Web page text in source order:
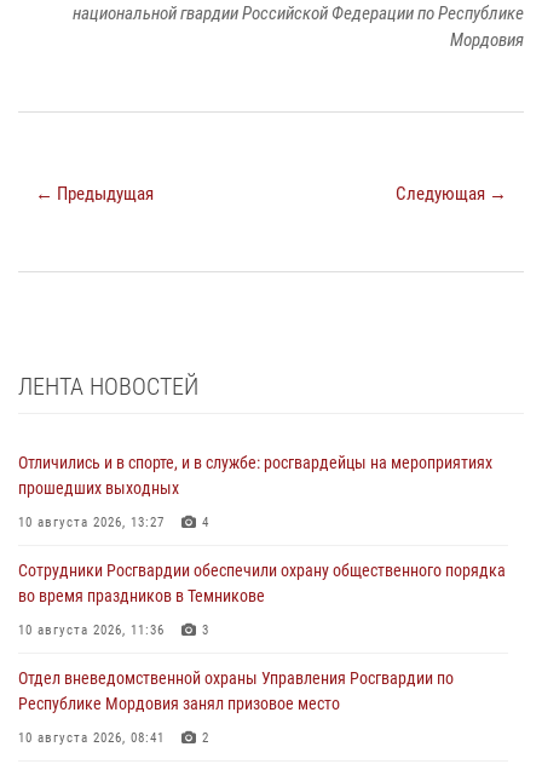
национальной гвардии Российской Федерации по Республике
Мордовия
← Предыдущая Следующая →
ЛЕНТА НОВОСТЕЙ
Отличились и в спорте, и в службе: росгвардейцы на мероприятиях
прошедших выходных
10 августа 2026, 13:27 4
Сотрудники Росгвардии обеспечили охрану общественного порядка
во время праздников в Темникове
10 августа 2026, 11:36 3
Отдел вневедомственной охраны Управления Росгвардии по
Республике Мордовия занял призовое место
10 августа 2026, 08:41 2